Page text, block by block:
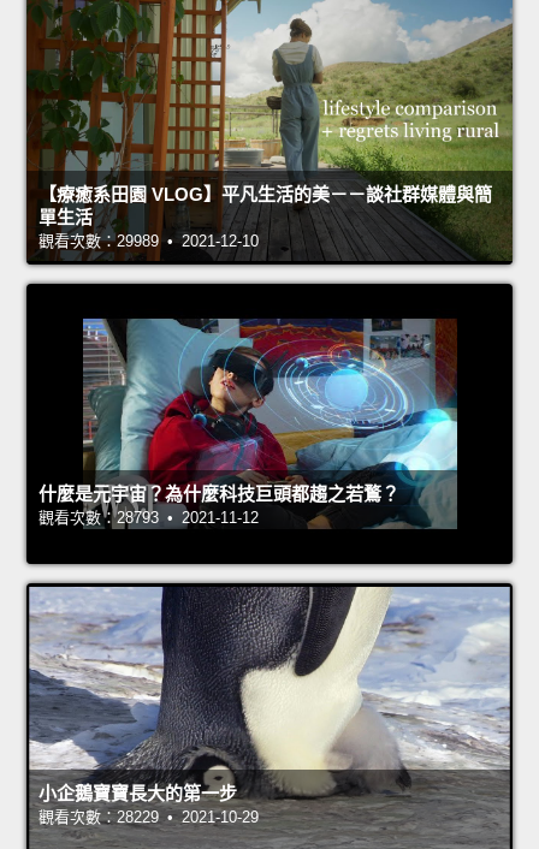
【療癒系田園 VLOG】平凡生活的美－－談社群媒體與簡
單生活
觀看次數：29989 • 2021-12-10
什麼是元宇宙？為什麼科技巨頭都趨之若鶩？
觀看次數：28793 • 2021-11-12
小企鵝寶寶長大的第一步
觀看次數：28229 • 2021-10-29